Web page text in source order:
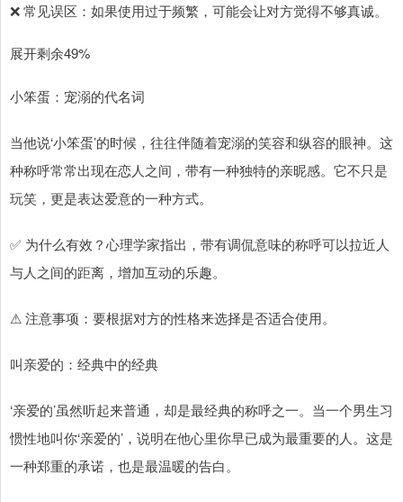
❌ 常见误区：如果使用过于频繁，可能会让对方觉得不够真诚。
展开剩余49%
小笨蛋：宠溺的代名词
当他说‘小笨蛋’的时候，往往伴随着宠溺的笑容和纵容的眼神。这
种称呼常常出现在恋人之间，带有一种独特的亲昵感。它不只是
玩笑，更是表达爱意的一种方式。
✅ 为什么有效？心理学家指出，带有调侃意味的称呼可以拉近人
与人之间的距离，增加互动的乐趣。
⚠ 注意事项：要根据对方的性格来选择是否适合使用。
叫亲爱的：经典中的经典
‘亲爱的’虽然听起来普通，却是最经典的称呼之一。当一个男生习
惯性地叫你‘亲爱的’，说明在他心里你早已成为最重要的人。这是
一种郑重的承诺，也是最温暖的告白。